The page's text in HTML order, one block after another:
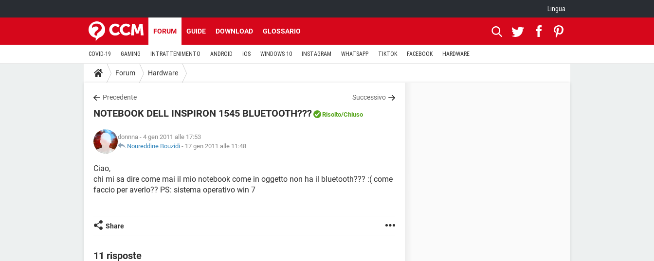
Lingua
FORUM GUIDE DOWNLOAD GLOSSARIO
COVID-19 GAMING INTRATTENIMENTO ANDROID iOS WINDOWS 10 INSTAGRAM WHATSAPP TIKTOK FACEBOOK HARDWARE
Forum Hardware
Precedente Successivo
NOTEBOOK DELL INSPIRON 1545 BLUETOOTH??? Risolto/Chiuso
donnna - 4 gen 2011 alle 17:53
Noureddine Bouzidi - 17 gen 2011 alle 11:48
Ciao,
chi mi sa dire come mai il mio notebook come in oggetto non ha il bluetooth??? :( come
faccio per averlo?? PS: sistema operativo win 7
Share
11 risposte